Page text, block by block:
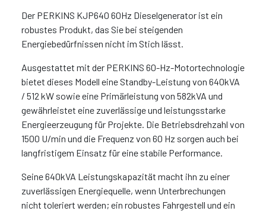
Der PERKINS KJP640 60Hz Dieselgenerator ist ein
robustes Produkt, das Sie bei steigenden
Energiebedürfnissen nicht im Stich lässt.
Ausgestattet mit der PERKINS 60-Hz-Motortechnologie
bietet dieses Modell eine Standby-Leistung von 640kVA
/ 512 kW sowie eine Primärleistung von 582kVA und
gewährleistet eine zuverlässige und leistungsstarke
Energieerzeugung für Projekte. Die Betriebsdrehzahl von
1500 U/min und die Frequenz von 60 Hz sorgen auch bei
langfristigem Einsatz für eine stabile Performance.
Seine 640kVA Leistungskapazität macht ihn zu einer
zuverlässigen Energiequelle, wenn Unterbrechungen
nicht toleriert werden; ein robustes Fahrgestell und ein